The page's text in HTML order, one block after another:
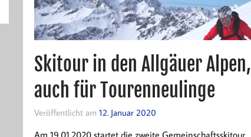
Skitour in den Allgäuer Alpen,
auch für Tourenneulinge
Veröffentlicht am 12. Januar 2020
Am 19.01.2020 startet die zweite Gemeinschaftsskitour.